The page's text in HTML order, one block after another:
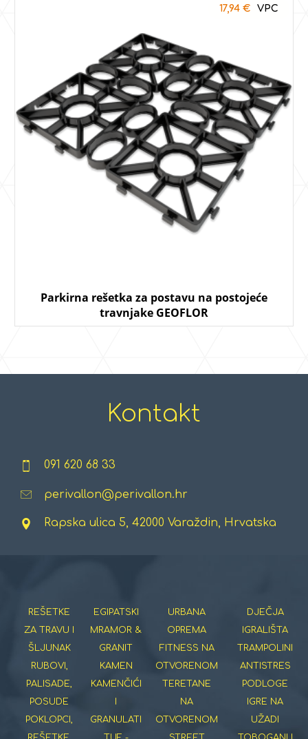
Parkirna rešetka za postavu na postojeće
travnjake GEOFLOR
17,94 €
Kontakt
091 620 68 33
perivallon@perivallon.hr
Rapska ulica 5, 42000 Varaždin, Hrvatska
REŠETKE
ZA TRAVU I
ŠLJUNAK
RUBOVI,
PALISADE,
POSUDE
POKLOPCI,
EGIPATSKI
MRAMOR &
GRANIT
KAMEN
KAMENČIĆI
I
GRANULATI
URBANA
OPREMA
FITNESS NA
OTVORENOM
TERETANE
NA
OTVORENOM
DJEČJA
IGRALIŠTA
TRAMPOLINI
ANTISTRES
PODLOGE
IGRE NA
UŽADI